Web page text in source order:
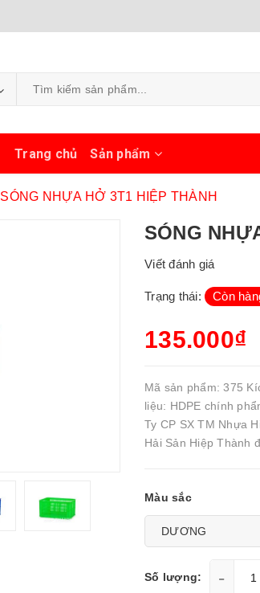
Trang chủ Sản phẩm
SÓNG NHỰA HỞ 3T1 HIỆP THÀNH
SÓNG
Viết đánh giá
Trạng thái: Còn
135.000₫
Mã sản phẩm: 375
liệu: HDPE chính
Ty CP SX TM Nhựa
Hải Sản Hiệp Thành
Màu sắc
Số lượng: -